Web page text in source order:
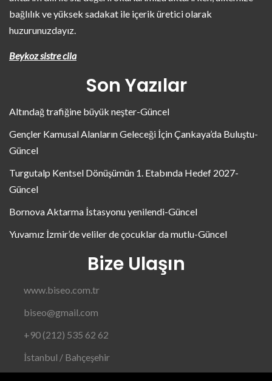
bağlılık ve yüksek sadakat ile içerik üretici olarak
huzurunuzdayız.
Beykoz sistre cila
Son Yazılar
Altındağ trafiğine büyük neşter-Güncel
Gençler Kamusal Alanların Geleceği İçin Çankaya’da Buluştu-
Güncel
Turgutalp Kentsel Dönüşümün 1. Etabında Hedef 2027-
Güncel
Bornova Aktarma İstasyonu yenilendi-Güncel
Yuvamız İzmir’de veliler de çocuklar da mutlu-Güncel
Bize Ulaşın
www.biseo.com.tr
biseo@gmail.com
+90 (212) 535 62 62
İstanbul / Bahçeşehir